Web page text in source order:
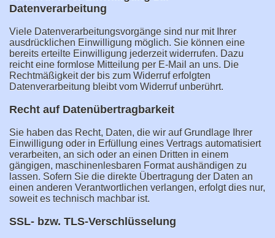
Datenverarbeitung
Viele Datenverarbeitungsvorgänge sind nur mit Ihrer
ausdrücklichen Einwilligung möglich. Sie können eine
bereits erteilte Einwilligung jederzeit widerrufen. Dazu
reicht eine formlose Mitteilung per E-Mail an uns. Die
Rechtmäßigkeit der bis zum Widerruf erfolgten
Datenverarbeitung bleibt vom Widerruf unberührt.
Recht auf Datenübertragbarkeit
Sie haben das Recht, Daten, die wir auf Grundlage Ihrer
Einwilligung oder in Erfüllung eines Vertrags automatisiert
verarbeiten, an sich oder an einen Dritten in einem
gängigen, maschinenlesbaren Format aushändigen zu
lassen. Sofern Sie die direkte Übertragung der Daten an
einen anderen Verantwortlichen verlangen, erfolgt dies nur,
soweit es technisch machbar ist.
SSL- bzw. TLS-Verschlüsselung